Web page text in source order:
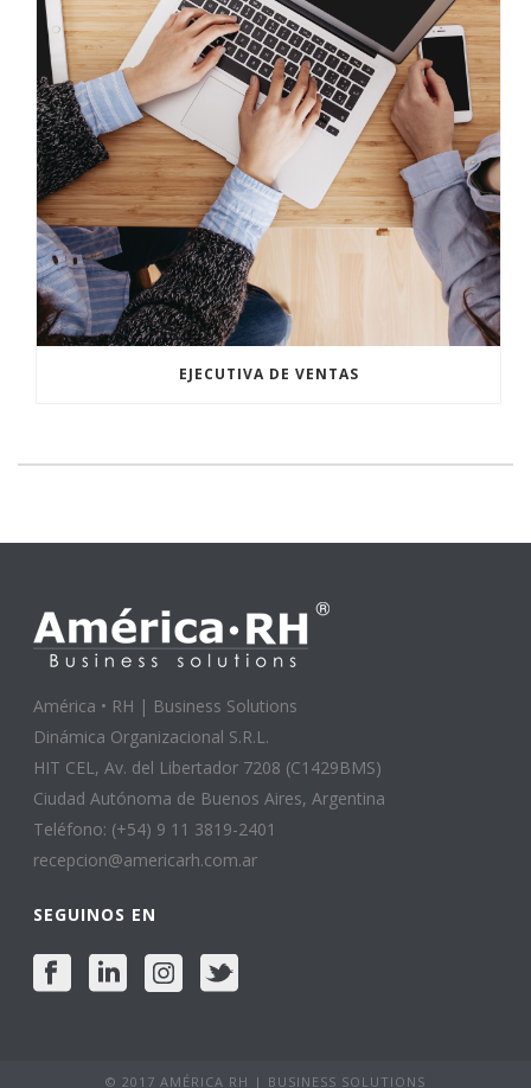
EJECUTIVA DE VENTAS
América • RH | Business Solutions
Dinámica Organizacional S.R.L.
HIT CEL, Av. del Libertador 7208 (C1429BMS)
Ciudad Autónoma de Buenos Aires, Argentina
Teléfono: (+54) 9 11 3819-2401
recepcion@americarh.com.ar
SEGUINOS EN
© 2017 AMÉRICA RH | BUSINESS SOLUTIONS